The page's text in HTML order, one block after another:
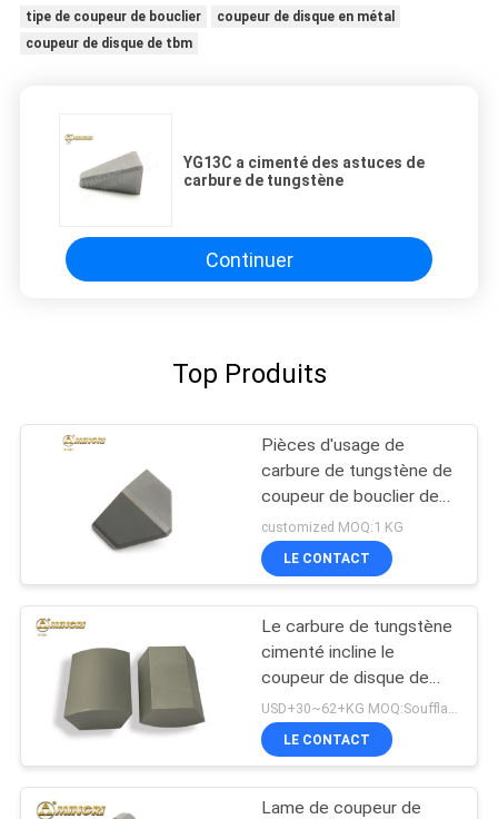
tipe de coupeur de bouclier
coupeur de disque en métal
coupeur de disque de tbm
YG13C a cimenté des astuces de
carbure de tungstène
Continuer
Top Produits
Pièces d'usage de
carbure de tungstène de
coupeur de bouclier de
Tbm pour l'aléseuse de
tunnel
customized MOQ:1 KG
LE CONTACT
Le carbure de tungstène
cimenté incline le
coupeur de disque de
TBM
LE CONTACT
Lame de coupeur de